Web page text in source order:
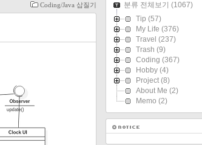
Coding/Java 삽질기 분류 전체보기 (1067)
Tip (57)
My Life (376)
Travel (237)
Trash (9)
Coding (367)
Hobby (4)
Project (8)
About Me (2)
Memo (2)